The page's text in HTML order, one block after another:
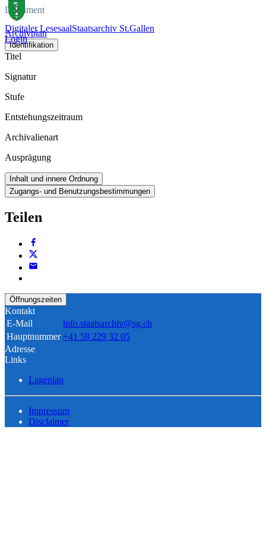
Digitaler LesesaalStaatsarchiv St.Gallen
Login
Dokument
Archivplan
Identifikation
Titel
Signatur
Stufe
Entstehungszeitraum
Archivalienart
Ausprägung
Inhalt und innere Ordnung
Zugangs- und Benutzungsbestimmungen
Teilen
Öffnungszeiten
Kontakt
E-Mail
info.staatsarchiv@sg.ch
Hauptnummer +41 58 229 32 05
Adresse
Links
Lageplan
Impressum
Disclaimer